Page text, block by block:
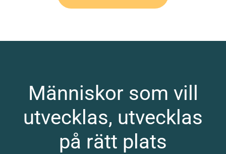
Människor som vill
utvecklas, utvecklas
på rätt plats